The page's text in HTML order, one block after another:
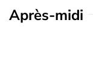
Après-midi